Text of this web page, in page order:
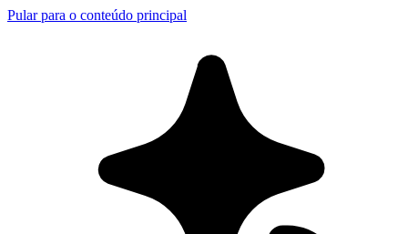
Pular para o conteúdo principal